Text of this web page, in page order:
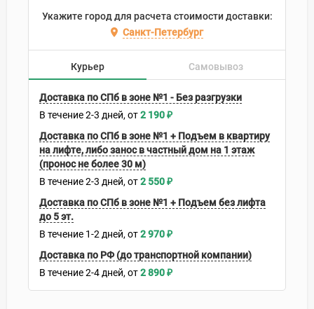
Укажите город для расчета стоимости доставки:
Санкт-Петербург
Курьер Самовывоз
Доставка по СПб в зоне №1 - Без разгрузки
В течение2-3 дней 2 190₽
Доставка по СПб в зоне №1 + Подъем в квартиру
на лифте, либо занос в частный дом на 1 этаж
(пронос не более 30 м)
В течение2-3 дней 2 550₽
Доставка по СПб в зоне №1 + Подъем без лифта
до 5 эт.
В течение 1-2 дней 2 970₽
Доставка по РФ (до транспортной компании)
В течение2-4 дней 2 890₽